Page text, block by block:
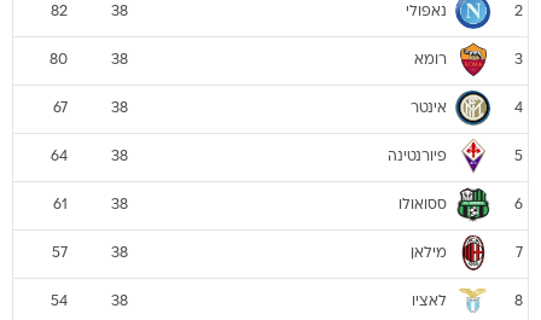
2 נאפולי 38
82
3 רומא 38
80
4 אינטר 38
67
5 פיורנטינה 38
64
6 ססואולו 38
61
7 מילאן 38
57
8 לאציו 38
54